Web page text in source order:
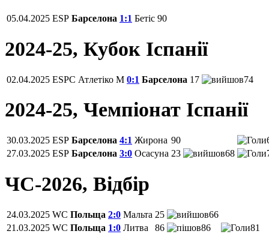
05.04.2025 ESP Барселона 1:1 Бетіс 90
2024-25, Кубок Іспанії
02.04.2025 ESPC Атлетіко М 0:1 Барселона 17 74
2024-25, Чемпiонат Іспанії
30.03.2025 ESP Барселона 4:1 Жирона 90
27.03.2025 ESP Барселона 3:0 Осасуна 23 68
ЧС-2026, Відбір
24.03.2025 WC Польща 2:0 Мальта 25
66
21.03.2025 WC Польща 1:0 Литва 86 86 81